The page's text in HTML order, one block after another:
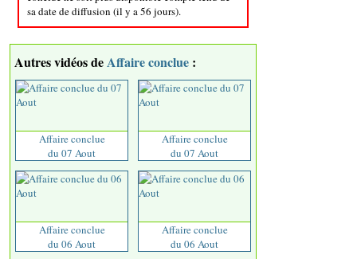
sa date de diffusion (il y a 56 jours).
Autres vidéos deAffaire conclue :
Affaire conclue
du 07 Aout
Affaire conclue
du 07 Aout
Affaire conclue
du 06 Aout
Affaire conclue
du 06 Aout